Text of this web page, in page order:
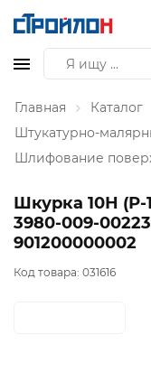
Главная Каталог
Штукатурно-
Шлифование
Шкурка 10Н (Р-
3980-009-
901200000002
Код товара: 031616